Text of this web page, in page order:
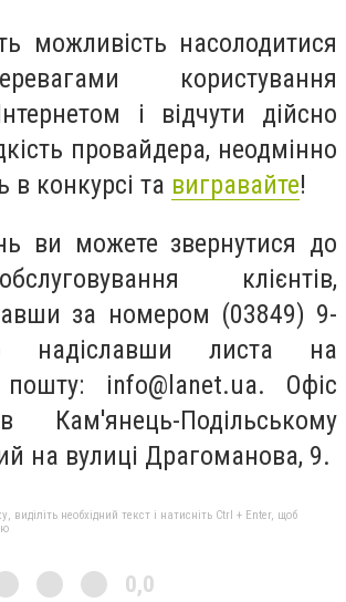
можливість насолодитися
користування
і відчути дійсно
провайдера, неодмінно
в конкурсі та вигравайте!
ви можете звернутися до
клієнтів,
за номером (03849) 9-
надіславши листа на
пошту: info@lanet.ua. Офіс
Кам'янець-Подільському
на вулиці Драгоманова, 9.
необхідний текст і натисніть Ctrl + Enter, щоб
0,0